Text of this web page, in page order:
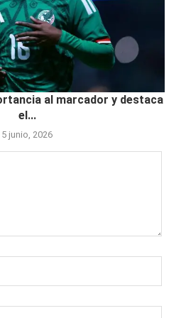
al marcador y destaca
el...
5 junio, 2026